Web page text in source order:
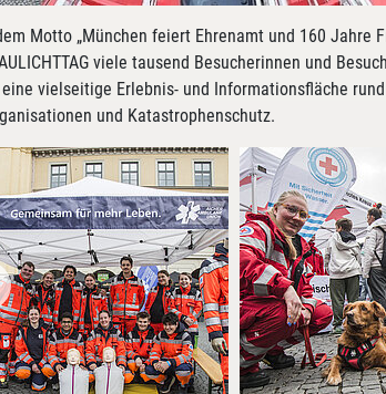
Motto „München feiert Ehrenamt und 160 Jahre
viele tausend Besucherinnen und
vielseitige Erlebnis- und Informationsfläche
und Katastrophenschutz.